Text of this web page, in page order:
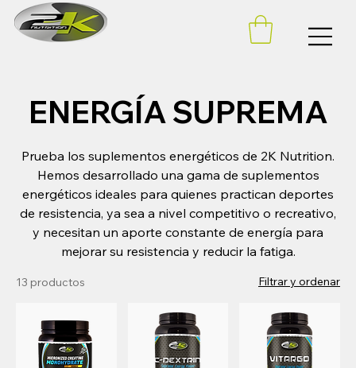
ENERGÍA SUPREMA
Prueba los suplementos energéticos de 2K Nutrition.
Hemos desarrollado una gama de suplementos
energéticos ideales para quienes practican deportes
de resistencia, ya sea a nivel competitivo o recreativo,
y necesitan un aporte constante de energía para
mejorar su resistencia y reducir la fatiga.
13 productos Filtrar y ordenar